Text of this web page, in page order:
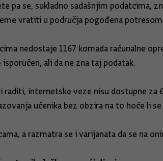
se, sukladno sadašnjim podatcima,
vratiti u područja pogođena
nedostaje 1167 komada računalne
ali da ne zna taj podatak.
internetske veze nisu dostupne
učenika bez obzira na to hoće li
a razmatra se i varijanata da se na